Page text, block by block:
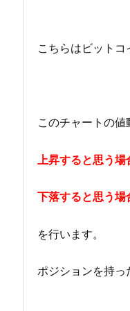
こちらはビットコ
このチャートの値
上昇すると思う
下落すると思う場
を行います。
ポジションを持っ